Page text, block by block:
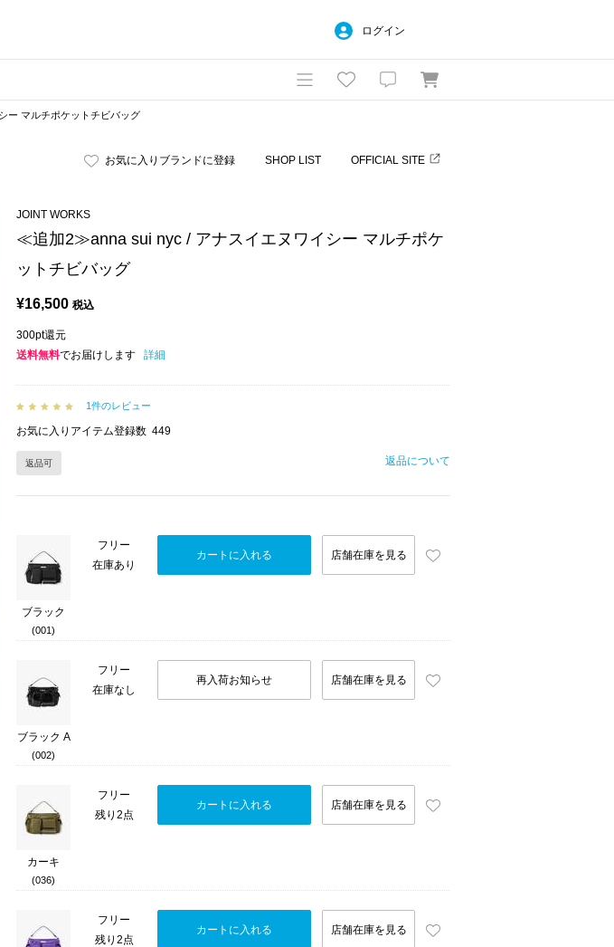
ログイン
マルチポケットチビバッグ
お気に入りブランドに登録 SHOP LIST OFFICIAL SITE
JOINT WORKS
≪追加2≫anna sui nyc / アナスイエヌワイシー マルチポケ
ットチビバッグ
¥16,500 税込
300pt還元
送料無料でお届けします 詳細
1件のレビュー
お気に入りアイテム登録数 449
返品可 返品について
ブラック
(001)
フリー
在庫あり
カートに入れる 店舗在庫を見る
ブラック A
(002)
フリー
在庫なし
再入荷お知らせ 店舗在庫を見る
カーキ
(036)
フリー
残り2点
カートに入れる 店舗在庫を見る
フリー
残り2点
カートに入れる 店舗在庫を見る